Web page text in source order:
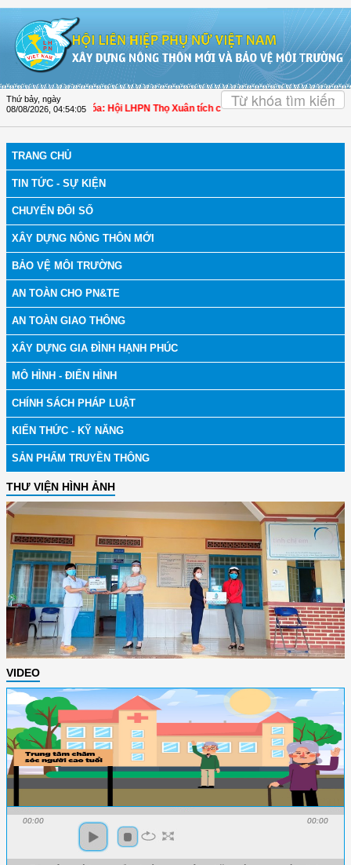
Thứ bảy, ngày
08/08/2026 04:54:06
bệnh | Thanh Hóa: Hội LHPN Thọ Xuân tích cực góp phần nâng cao tỷ lệ
TRANG CHỦ
TIN TỨC - SỰ KIỆN
CHUYỂN ĐỔI SỐ
XÂY DỰNG NÔNG THÔN MỚI
BẢO VỆ MÔI TRƯỜNG
AN TOÀN CHO PN&TE
AN TOÀN GIAO THÔNG
XÂY DỰNG GIA ĐÌNH HẠNH PHÚC
MÔ HÌNH - ĐIỂN HÌNH
CHÍNH SÁCH PHÁP LUẬT
KIẾN THỨC - KỸ NĂNG
SẢN PHẨM TRUYỀN THÔNG
THƯ VIỆN HÌNH ẢNH
VIDEO
00:00 00:00
OK